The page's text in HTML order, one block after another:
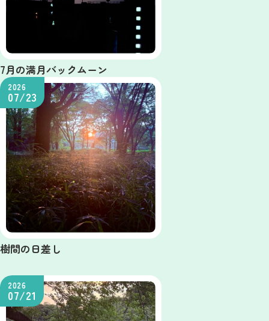
7月の満月バックムーン
樹間の日差し
2026
07/23
2026
07/21